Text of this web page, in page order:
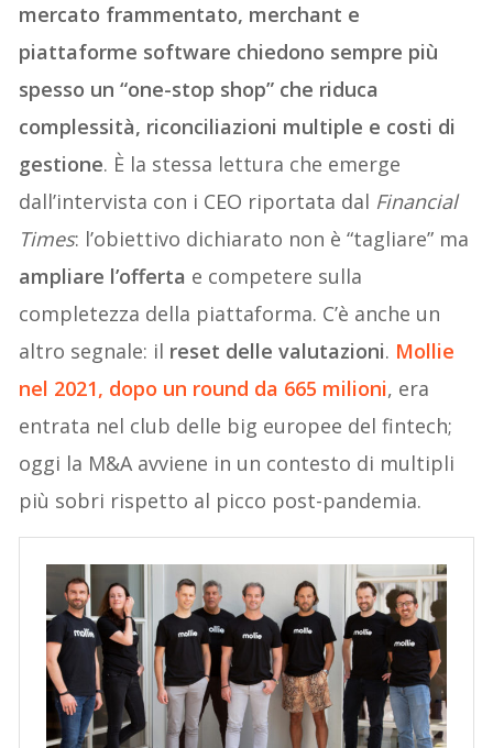
mercato frammentato, merchant e
piattaforme software chiedono sempre più
spesso un “one-stop shop” che riduca
complessità, riconciliazioni multiple e costi di
gestione. È la stessa lettura che emerge
dall’intervista con i CEO riportata dal Financial
Times: l’obiettivo dichiarato non è “tagliare” ma
ampliare l’offerta e competere sulla
completezza della piattaforma. C’è anche un
altro segnale: il reset delle valutazioni. Mollie
nel 2021, dopo un round da 665 milioni, era
entrata nel club delle big europee del fintech;
oggi la M&A avviene in un contesto di multipli
più sobri rispetto al picco post-pandemia.